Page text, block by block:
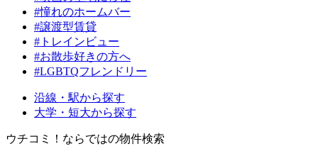
#憧れのホームバー
#譲渡型賃貸
#トレインビュー
#お散歩好きの方へ
#LGBTQフレンドリー
沿線・駅から探す
大学・短大から探す
ウチコミ！ならではの物件検索